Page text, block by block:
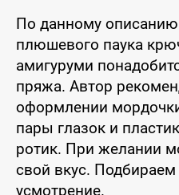
По данному
плюшевого паука
амигуруми
пряжа. Автор
оформлении
пары глазок и
ротик. При желании
свой вкус.
усмотрение.